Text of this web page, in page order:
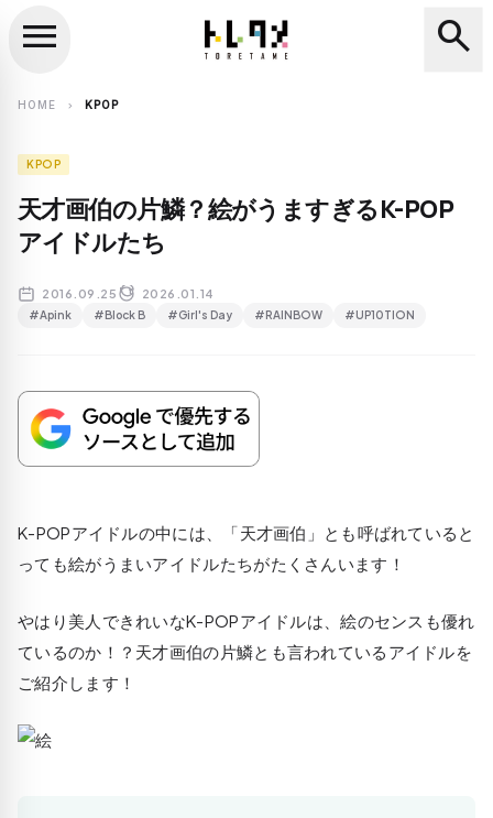
search
menu search
HOME chevron_right KPOP
KPOP
天才画伯の片鱗？絵がうますぎるK-POP
アイドルたち
2016.09.25 2026.01.14
#Apink #Block B #Girl's Day #RAINBOW #UP10TION
K-POPアイドルの中には、「天才画伯」とも呼ばれていると
っても絵がうまいアイドルたちがたくさんいます！
やはり美人できれいなK-POPアイドルは、絵のセンスも優れ
ているのか！？天才画伯の片鱗とも言われているアイドルを
ご紹介します！